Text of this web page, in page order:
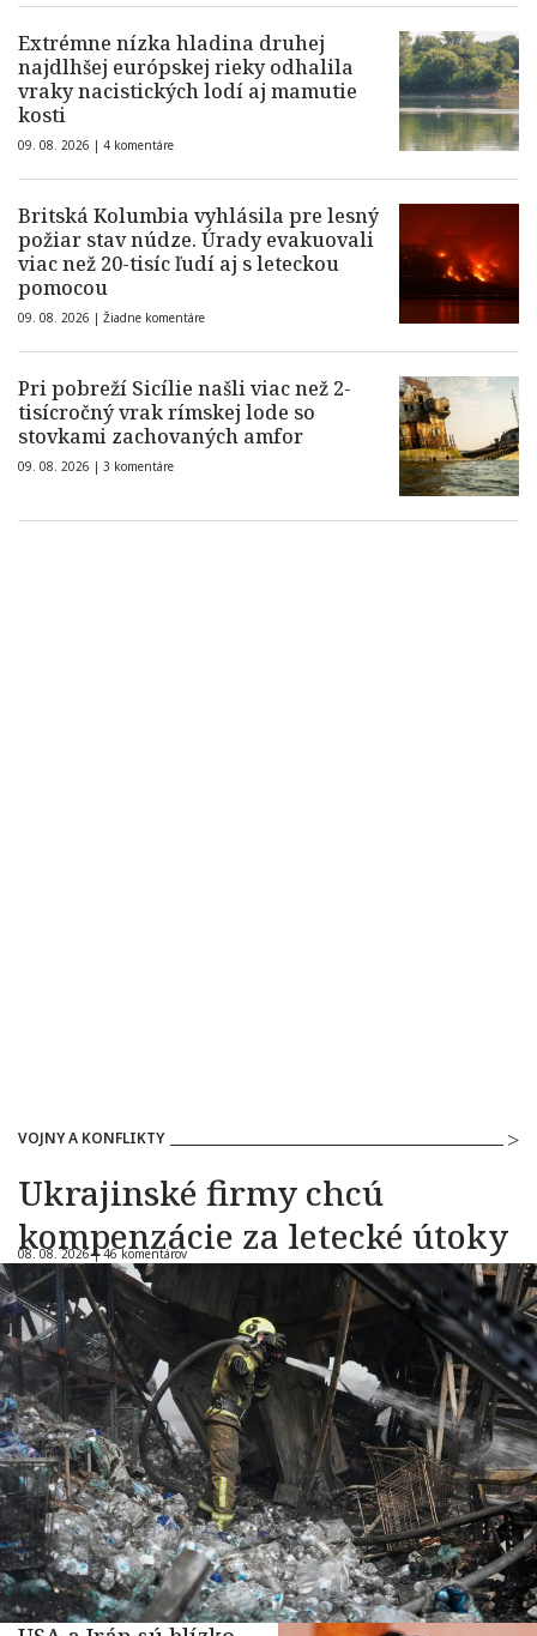
Extrémne nízka hladina druhej
najdlhšej európskej rieky odhalila
vraky nacistických lodí aj mamutie
kosti
09. 08. 2026 | 4 komentáre
Britská Kolumbia vyhlásila pre lesný
požiar stav núdze. Úrady evakuovali
viac než 20-tisíc ľudí aj s leteckou
pomocou
09. 08. 2026 | Žiadne komentáre
Pri pobreží Sicílie našli viac než 2-
tisícročný vrak rímskej lode so
stovkami zachovaných amfor
09. 08. 2026 | 3 komentáre
VOJNY A KONFLIKTY
Ukrajinské firmy chcú
kompenzácie za letecké útoky
08. 08. 2026 |46 komentárov